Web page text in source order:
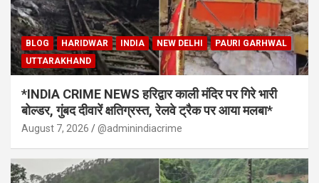
BLOG HARIDWAR INDIA NEW DELHI
PAURI GARHWAL
UTTARAKHAND
*INDIA CRIME NEWS हरिद्वार काली मंदिर पर गिरे भारी
बोल्डर, गुंबद दीवारें क्षतिग्रस्त, रेलवे ट्रैक पर आया मलबा*
August 7, 2026 @adminindiacrime